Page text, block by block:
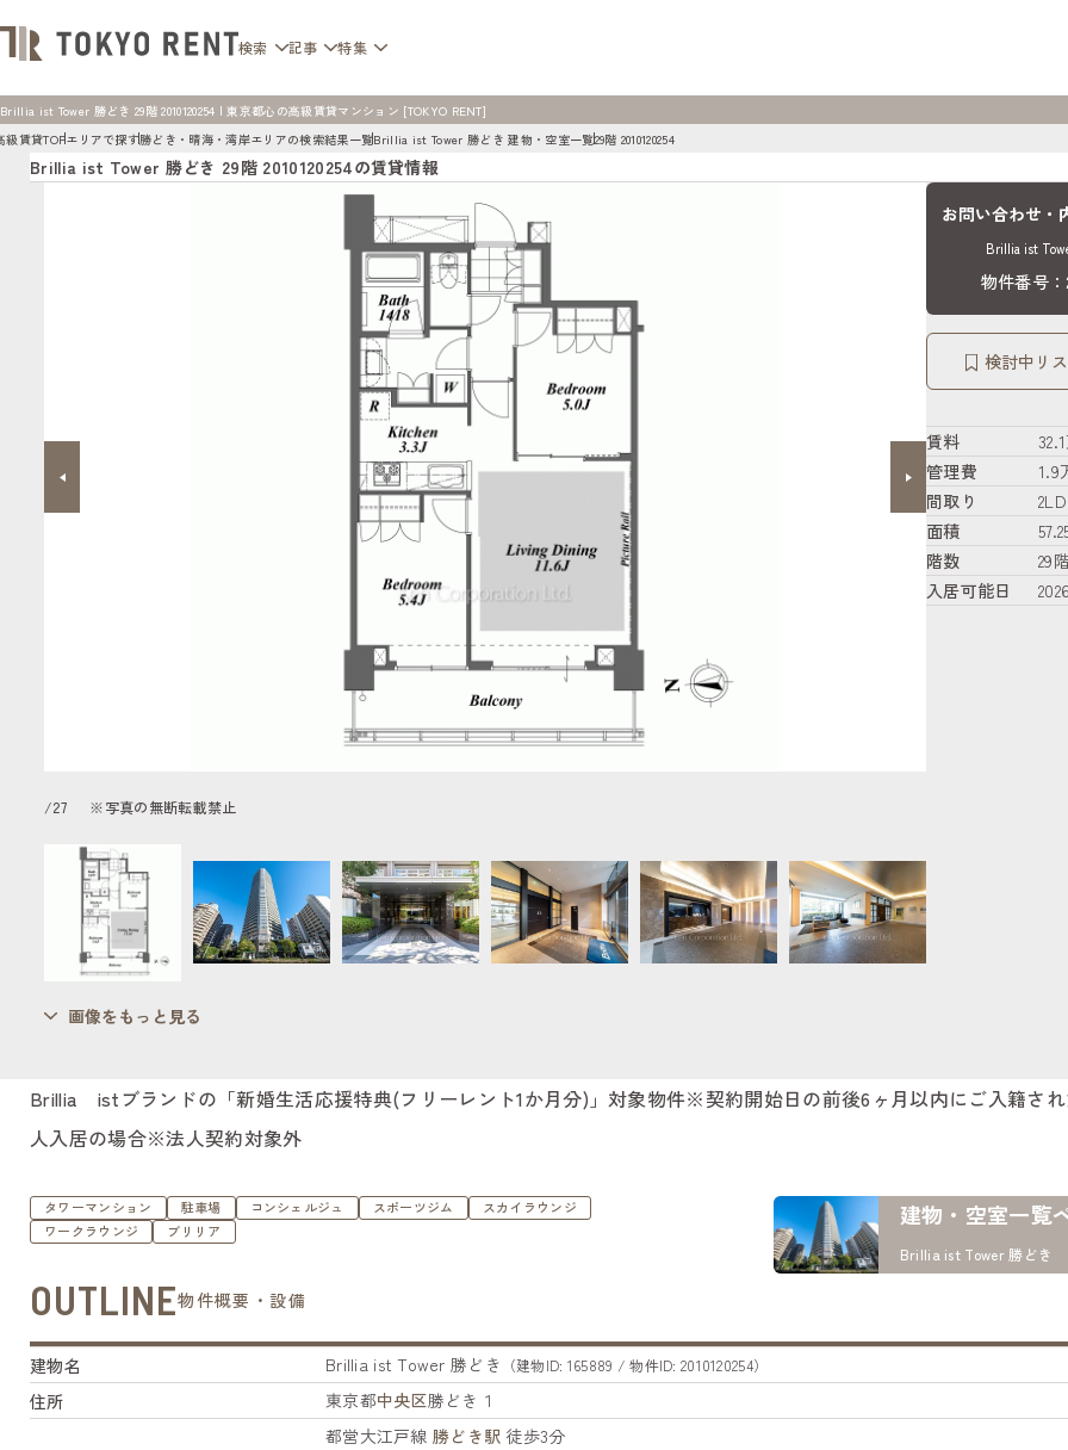
検索 記事 特集
Brillia ist Tower 勝どき 29階 2010120254 | 東京都心の高級賃貸マンション [TOKYO RENT]
級賃貸TOPエリアで探す勝どき・晴海・湾岸エリアの検索結果一覧Brillia ist Tower 勝どき 建物・空室一覧29階 2010120254
Brillia ist Tower 勝どき 29階 2010120254の賃貸情報
/27 ※写真の無断転載禁止
画像をもっと見る
お問い合わせ・
Brillia ist
物件番号：
検討中リ
賃料
管理費
1.9
間取り
面積
階数
29階
入居可能日
Brillia istブランドの「新婚生活応援特典(フリーレント1か月分)」対象物件※契約開始日の前後6ヶ月以内にご入籍さ
人入居の場合※法人契約対象外
タワーマンション 駐車場 コンシェルジュ スポーツジム
スカイラウンジ
ワークラウンジ
ブリリア
建物・空室一覧
Brillia ist Tower 勝どき
OUTLINE物件概要・設備
建物名 Brillia ist Tower 勝どき （建物ID: 165889 / 物件ID: 2010120254）
住所 東京都中央区勝どき１
都営大江戸線 勝どき駅 徒歩3分